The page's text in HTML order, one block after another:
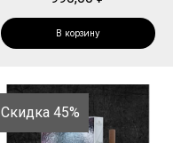
В корзину
Скидка 45%